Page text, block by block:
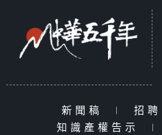
新聞稿 | 招聘
知識產權告示
|